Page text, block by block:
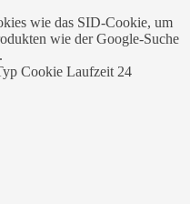
wie das SID-Cookie, um
wie der Google-Suche
Cookie Laufzeit 24